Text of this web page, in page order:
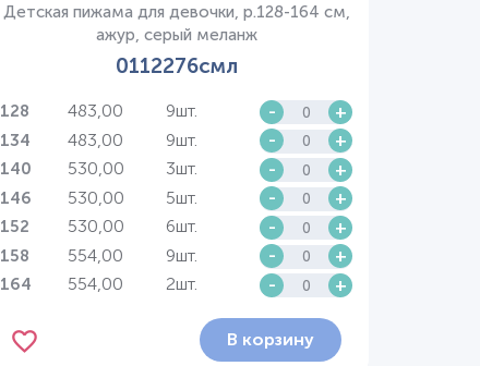
Детская пижама для девочки, р.128-164 см,
ажур, серый меланж
0112276смл
128 483,00 9шт. - +
134 483,00 9шт. - +
140 530,00 3шт. - +
146 530,00 5шт. - +
152 530,00 6шт. - +
158 554,00 9шт. - +
164 554,00 2шт. - +
В корзину